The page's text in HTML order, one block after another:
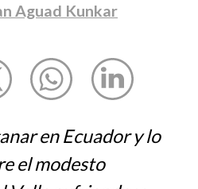
Aguad Kunkar
en Ecuador y lo
el modesto